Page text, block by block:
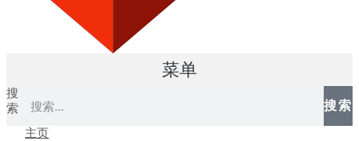
菜单
搜
索
搜索
主页